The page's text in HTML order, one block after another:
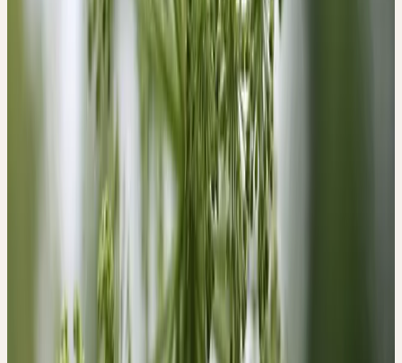
Geruch. Die Arten der Doldenblütler (Apiaceae) haben, wie der
Familienname sagt, doldenförmige Blütenstände, die durch die
regelmässige Verzweigungsstruktur der Blütenstiele entstehen,
sodass sich die vielen kleinen Einzelblüten zu Dolden vereinigen,
die wie Regenschirme kugelförmig gewölbt sind (früherer
Familienname Umbelliferae [vom spätlateinischen umbella für
«Sonnenschirm»]). Die Dolden oder Schirme dieser Familie
können als Teil einer Kugelfläche betrachtet werden.
Das Besondere an den Blütendolden der Engelwurz besteht darin,
dass sie nicht nur einen Teil einer Kugelfläche bilden, sondern
beinah vollkommene, ganze Kugeln. Die Engelwurz-Blütenstände
bilden somit kugelförmige Hohlräume, was im Pflanzenreich
einzigartig ist. Die Raumbildung kann als das charakteristische